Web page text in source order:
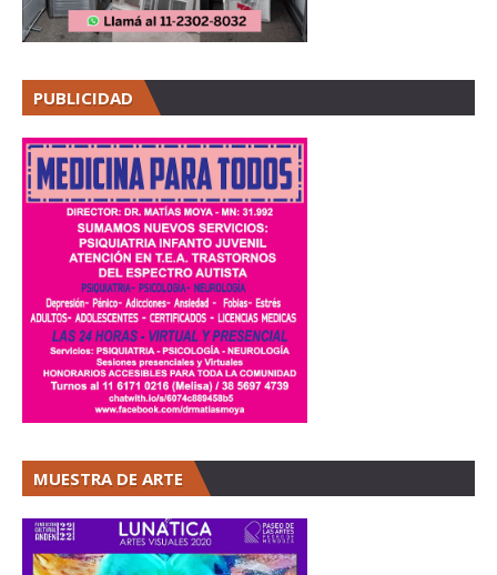
PUBLICIDAD
MUESTRA DE ARTE